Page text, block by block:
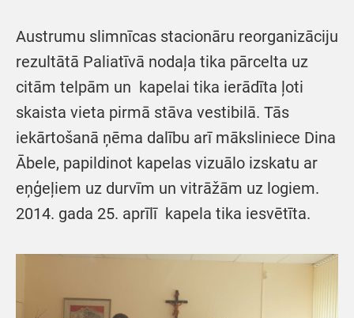
Austrumu slimnīcas stacionāru reorganizāciju
rezultātā Paliatīvā nodaļa tika pārcelta uz
citām telpām un kapelai tika ierādīta ļoti
skaista vieta pirmā stāva vestibilā. Tās
iekārtošanā ņēma dalību arī māksliniece Dina
Ābele, papildinot kapelas vizuālo izskatu ar
eņģeļiem uz durvīm un vitrāžām uz logiem.
2014. gada 25. aprīlī kapela tika iesvētīta.